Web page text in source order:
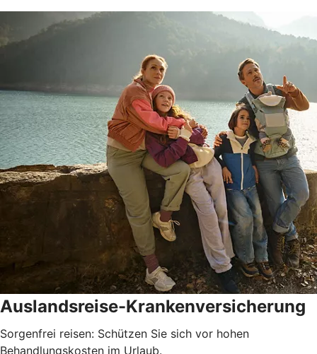
Auslandsreise-Krankenversicherung
Sorgenfrei reisen: Schützen Sie sich vor hohen
Behandlungskosten im Urlaub.